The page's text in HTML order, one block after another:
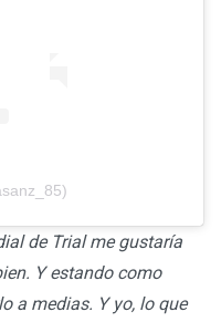
de Trial me gustaría
Y estando como
a medias. Y yo, lo que